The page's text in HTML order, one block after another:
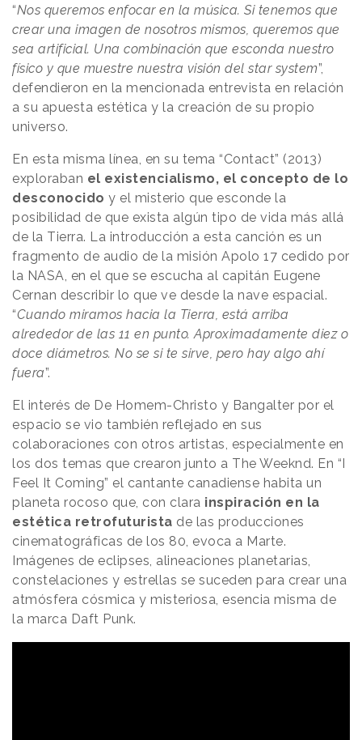
“Nos queremos enfocar en la música. Si tenemos que
crear una imagen de nosotros mismos, queremos que
sea artificial. Una combinación que esconda nuestro
físico y que muestre nuestra visión del star system”,
defendieron en la mencionada entrevista en relación
a su apuesta estética y la creación de su propio
universo.
En esta misma línea, en su tema “Contact” (2013)
exploraban el existencialismo, el concepto de lo
desconocido y el misterio que esconde la
posibilidad de que exista algún tipo de vida más allá
de la Tierra. La introducción a esta canción es un
fragmento de audio de la misión Apolo 17 cedido por
la NASA, en el que se escucha al capitán Eugene
Cernan describir lo que ve desde la nave espacial.
“Cuando miramos hacia la Tierra, está arriba
alrededor de las 11 en punto. Aproximadamente diez o
doce diámetros. No se si te sirve, pero hay algo ahí
fuera”.
El interés de De Homem-Christo y Bangalter por el
espacio se vio también reflejado en sus
colaboraciones con otros artistas, especialmente en
los dos temas que crearon junto a The Weeknd. En “I
Feel It Coming” el cantante canadiense habita un
planeta rocoso que, con clara inspiración en la
estética retrofuturista de las producciones
cinematográficas de los 80, evoca a Marte.
Imágenes de eclipses, alineaciones planetarias,
constelaciones y estrellas se suceden para crear una
atmósfera cósmica y misteriosa, esencia misma de
la marca Daft Punk.